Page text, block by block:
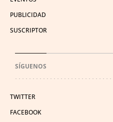
PUBLICIDAD
SUSCRIPTOR
SÍGUENOS
TWITTER
FACEBOOK